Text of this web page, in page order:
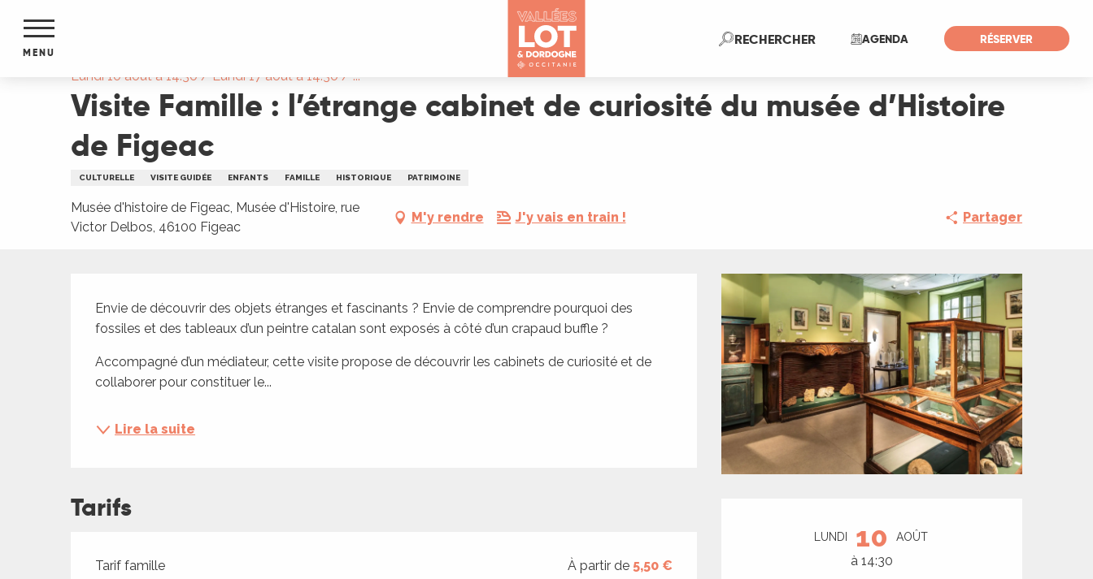
contenu
AGENDA RÉSERVER
RECHERCHERRecherche
MENU
Visite Famille : l’étrange cabinet de curiosité du musée d’Histoire de Figeac
Lundi 10 août à 14:30 / Lundi 17 août à 14:30 / ...
Visite Famille : l’étrange cabinet de curiosité du musée d’Histoire
de Figeac
CULTURELLE VISITE GUIDÉE ENFANTS FAMILLE HISTORIQUE PATRIMOINE
Musée d'histoire de Figeac, Musée d'Histoire, rue
Victor Delbos, 46100 Figeac
M'y rendre J'y vais en train ! Partager
Ouverture et
LUNDI 10 AOÛT
à 14:30
Description
Envie de découvrir des objets étranges et fascinants ? Envie de comprendre pourquoi des
fossiles et des tableaux d’un peintre catalan sont exposés à côté d’un crapaud buffle ?
Accompagné d’un médiateur, cette visite propose de découvrir les cabinets de curiosité et de
collaborer pour constituer le...
Lire la suite
Tarifs
Tarifs 2026
Tarif famille À partir de 5,50 €